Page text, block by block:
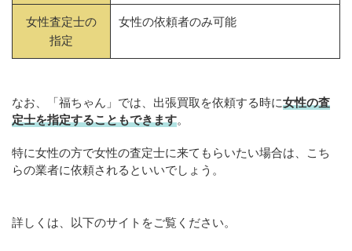
女性査定士の
指定
女性の依頼者のみ可能
なお、「福ちゃん」では、出張買取を依頼する時に女性の査
定士を指定することもできます。
特に女性の方で女性の査定士に来てもらいたい場合は、こち
らの業者に依頼されるといいでしょう。
詳しくは、以下のサイトをご覧ください。